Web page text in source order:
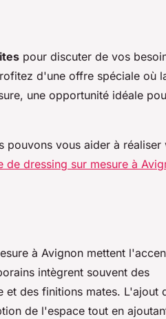
pour discuter de vos
d'une offre spéciale où
une opportunité idéale
pouvons vous aider à réaliser
dressing sur mesure à
à Avignon mettent
intègrent souvent des
et des finitions mates. L'ajout
de l'espace tout en